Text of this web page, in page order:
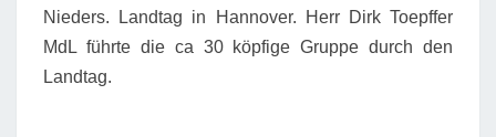
Nieders. Landtag in Hannover. Herr Dirk Toepffer
MdL führte die ca 30 köpfige Gruppe durch den
Landtag.